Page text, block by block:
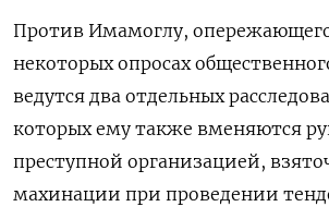
Против Имамоглу,
некоторых опросах
ведутся два отдельных
которых ему также вменяются
преступной организацией,
махинации при проведении